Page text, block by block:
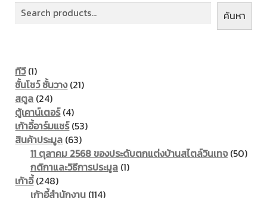
ค้นหา
ทีวี 11
product
ชั้นโชว์ ชั้นวาง 2121
สตูล 2424
products
ตู้เคาน์เตอร์ 44
products
เก้าอี้อาร์มแชร์ 5353
สินค้าประมูล 6363
products
11 ตุลาคม 2568 ของประดับตกแต่งบ้านสไตล์วินเทจ 5050
กติกาและวิธีการประมูล 11
เก้าอี้ 248248
products
เก้าอี้สำนักงาน 114114